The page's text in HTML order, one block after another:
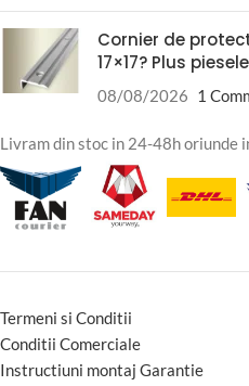
Cornier de
17×17? Plus
08/08/2026 1
Livram din stoc in 24-48h oriunde
Termeni si Conditii
Conditii Comerciale
Instructiuni montaj Garantie